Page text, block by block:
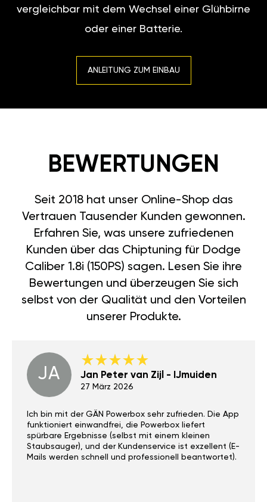
vergleichbar mit dem Wechsel einer Glühbirne
oder einer Batterie.
ANLEITUNG ZUM EINBAU
BEWERTUNGEN
Seit 2018 hat unser Online-Shop das
Vertrauen Tausender Kunden gewonnen.
Erfahren Sie, was unsere zufriedenen
Kunden über das Chiptuning für Dodge
Caliber 1.8i (150PS) sagen. Lesen Sie ihre
Bewertungen und überzeugen Sie sich
selbst von der Qualität und den Vorteilen
unserer Produkte.
JA Jan Peter van Zijl - IJmuiden
27 März 2026
Ich bin mit der GÄN Powerbox sehr zufrieden. Die App
funktioniert einwandfrei, die Powerbox liefert
spürbare Ergebnisse (selbst mit einem kleinen
Staubsauger), und der Kundenservice ist exzellent (E-
Mails werden schnell und professionell beantwortet).